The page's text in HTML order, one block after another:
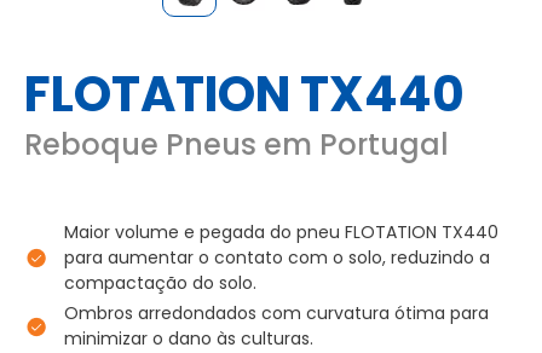
FLOTATION TX440
Reboque Pneus em Portugal
Maior volume e pegada do pneu FLOTATION TX440
para aumentar o contato com o solo, reduzindo a
compactação do solo.
Ombros arredondados com curvatura ótima para
minimizar o dano às culturas.